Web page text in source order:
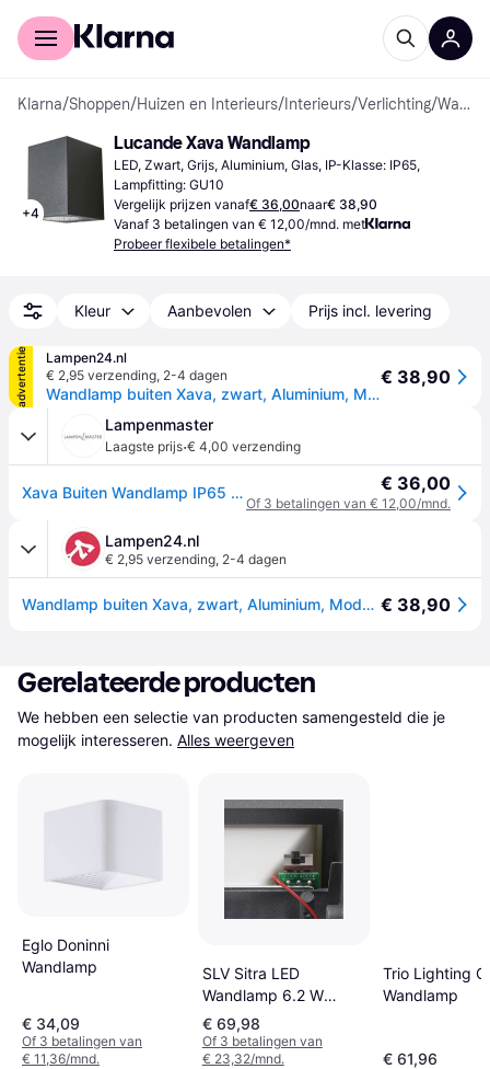
Voor shoppers
Klarna/Shoppen/Huizen en Interieurs/ Interieurs/Verlichting/ Wandlampen
+4
Lucande Xava Wandlamp
LED, Zwart, Grijs, Aluminium, Glas, IP-Klasse: IP65,
Lampfitting: GU10
Vergelijk prijzen vanaf€ 36,00naar€ 38,90
Vanaf 3 betalingen van € 12,00/mnd. met
Probeer flexibele betalingen*
Kleur Aanbevolen Prijs incl. levering
advertentie
Lampen24.nl
€ 2,95 verzending, 2-4 dagen
Wandlamp buiten Xava, zwart, Aluminium, Modern, Wandlamp buiten
€ 38,90
Lampenmaster
Laagste prijs·€ 4,00 verzending
Xava Buiten Wandlamp IP65 Graphite - Lucande - Modern - Metaal - Hoekig € 36,00
Of 3 betalingen van € 12,00/mnd.
Lampen24.nl
€ 2,95 verzending, 2-4 dagen
Wandlamp buiten Xava, zwart, Aluminium, Modern, Wandlamp buiten € 38,90
Gerelateerde producten
We hebben een selectie van producten samengesteld die je
mogelijk interesseren. Alles weergeven
Eglo Doninni
Wandlamp
€ 34,09
Of 3 betalingen van
€ 11,36/mnd.
SLV Sitra LED
Wandlamp 6.2 W
Antraciet Wandlamp
€ 69,98
Of 3 betalingen van
€ 23,32/mnd.
Trio Lighting
Wandlamp
€ 61,96